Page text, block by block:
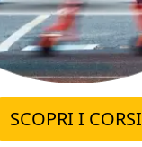
SCOPRI I CORSI